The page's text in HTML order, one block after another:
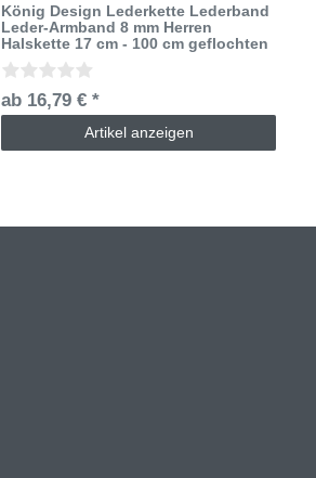
König Design Lederkette Lederband
Leder-Armband 8 mm Herren
Halskette 17 cm - 100 cm geflochten
ab 16,79 € *
Artikel anzeigen